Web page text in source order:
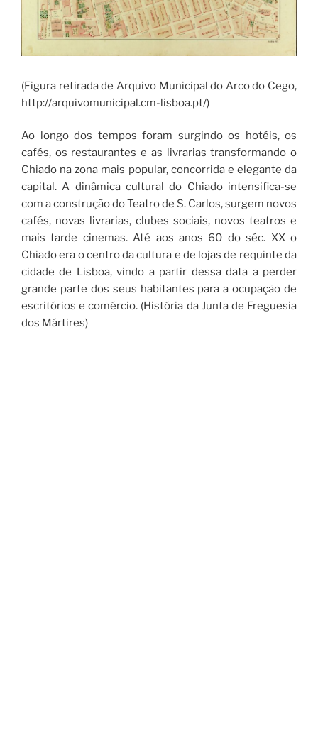
(Figura retirada de Arquivo Municipal do Arco do Cego,
http://arquivomunicipal.cm-lisboa.pt/)
Ao longo dos tempos foram surgindo os hotéis, os
cafés, os restaurantes e as livrarias transformando o
Chiado na zona mais popular, concorrida e elegante da
capital. A dinâmica cultural do Chiado intensifica-se
com a construção do Teatro de S. Carlos, surgem novos
cafés, novas livrarias, clubes sociais, novos teatros e
mais tarde cinemas. Até aos anos 60 do séc. XX o
Chiado era o centro da cultura e de lojas de requinte da
cidade de Lisboa, vindo a partir dessa data a perder
grande parte dos seus habitantes para a ocupação de
escritórios e comércio. (História da Junta de Freguesia
dos Mártires)